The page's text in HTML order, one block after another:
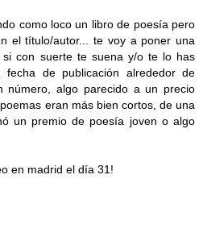
como loco un libro de poesía pero
el título/autor... te voy a poner una
con suerte te suena y/o te lo has
fecha de publicación alrededor de
número, algo parecido a un precio
eran más bien cortos, de una
un premio de poesía joven o algo
en madrid el día 31!